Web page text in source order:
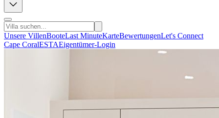
Unsere VillenBooteLast MinuteKarteBewertungenLet's Connect
Cape CoralESTAEigentümer-Login